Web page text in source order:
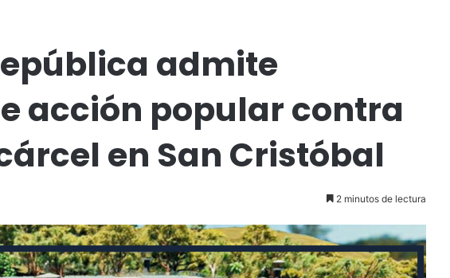
admite
acción popular contra
en San Cristóbal
2 minutos de lectura